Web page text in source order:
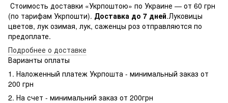
Стоимость доставки «Укрпоштою» по Украине — от 60 грн
(по тарифам Укрпошти). Доставка до 7 дней.Луковицы
цветов, лук озимая, лук, саженцы роз отправляются по
предоплате.
Подробнее о доставке
Варианты оплаты
1. Наложенный платеж Укрпошта - минимальный заказ от
200 грн
2. На счет - минимальний заказ от 200грн